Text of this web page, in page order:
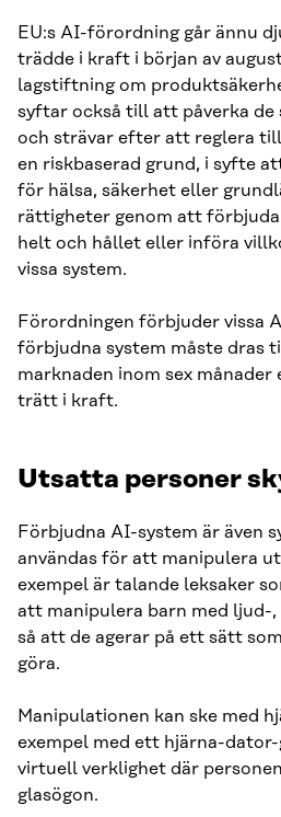
EU:s AI-förordning går ännu
trädde i kraft i början av
lagstiftning om
syftar också till att påverka
och strävar efter att reglera
en riskbaserad grund, i syfte
för hälsa, säkerhet eller
rättigheter genom att förbjuda
helt och hållet eller införa
vissa system.
Förordningen förbjuder vissa
förbjudna system måste dras
marknaden inom sex
trätt i kraft.
Utsatta personer
Förbjudna AI-system är även
användas för att manipulera
exempel är talande leksaker
att manipulera barn med ljud-
så att de agerar på ett sätt
göra.
Manipulationen kan ske med
exempel med ett hjärna-
virtuell verklighet där
glasögon.